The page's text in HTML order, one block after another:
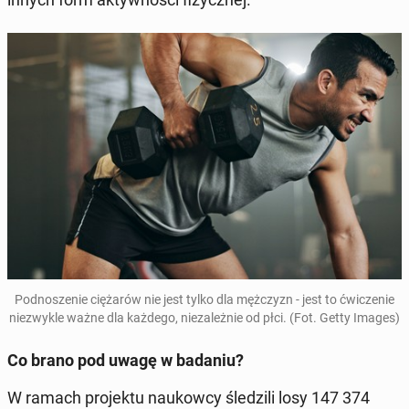
Pod­no­sze­nie cię­ża­rów nie jest tylko dla męż­czyzn - jest to ćwi­cze­nie
nie­zwy­kle ważne dla każdego, nie­za­leż­nie od płci. (Fot. Getty Images)
Co brano pod uwagę w badaniu?
W ramach pro­jek­tu na­ukow­cy śle­dzi­li losy 147 374